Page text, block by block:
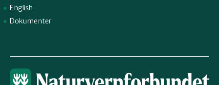
English
Dokumenter